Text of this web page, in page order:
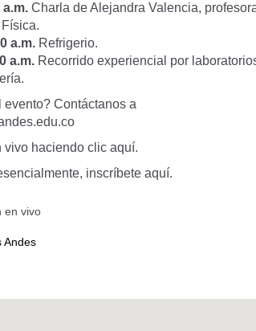
a.m. Charla de Alejandra Valencia,
a.m. Refrigerio.
a.m. Recorrido experiencial por
Contáctanos a
vivo haciendo clic aquí.
inscríbete aquí.
Andes
en vivo